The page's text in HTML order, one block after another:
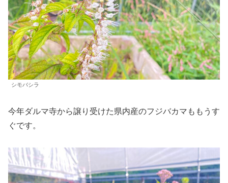
シモバシラ
今年ダルマ寺から譲り受けた県内産のフジバカマももうす
ぐです。